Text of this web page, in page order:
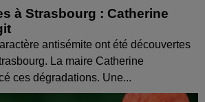
à Strasbourg : Catherine
antisémite ont été découvertes
La maire Catherine
ces dégradations. Une...